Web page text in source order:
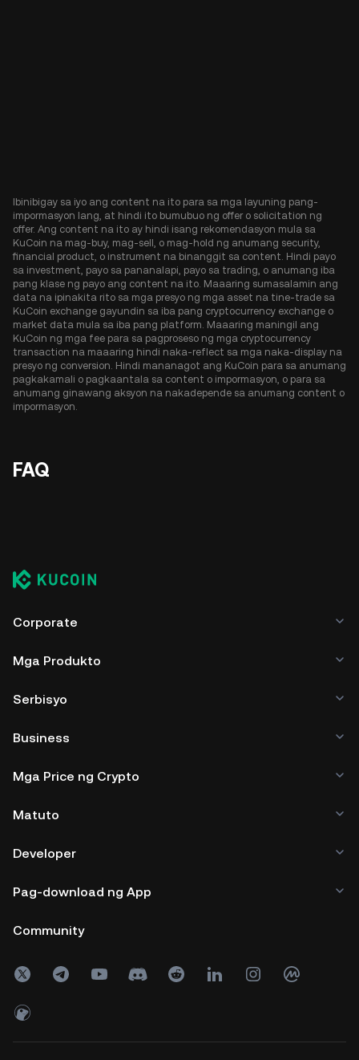
Ibinibigay sa iyo ang content na ito para sa mga layuning pang-
impormasyon lang, at hindi ito bumubuo ng offer o solicitation ng
offer. Ang content na ito ay hindi isang rekomendasyon mula sa
KuCoin na mag-buy, mag-sell, o mag-hold ng anumang security,
financial product, o instrument na binanggit sa content. Hindi payo
sa investment, payo sa pananalapi, payo sa trading, o anumang iba
pang klase ng payo ang content na ito. Maaaring sumasalamin ang
data na ipinakita rito sa mga presyo ng mga asset na tine-trade sa
KuCoin exchange gayundin sa iba pang cryptocurrency exchange o
market data mula sa iba pang platform. Maaaring maningil ang
KuCoin ng mga fee para sa pagproseso ng mga cryptocurrency
transaction na maaaring hindi naka-reflect sa mga naka-display na
presyo ng conversion. Hindi mananagot ang KuCoin para sa anumang
pagkakamali o pagkaantala sa content o impormasyon, o para sa
anumang ginawang aksyon na nakadepende sa anumang content o
impormasyon.
FAQ
Corporate
Mga Produkto
Serbisyo
Business
Mga Price ng Crypto
Matuto
Developer
Pag-download ng App
Community